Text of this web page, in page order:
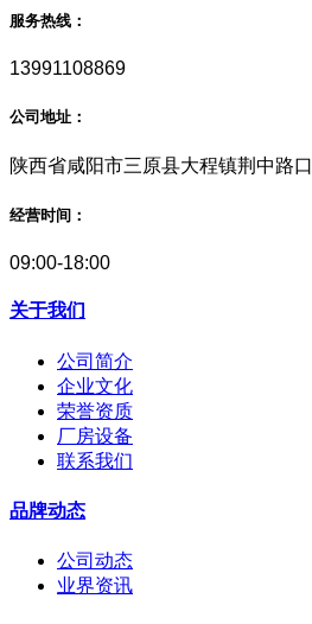
服务热线：
13991108869
公司地址：
陕西省咸阳市三原县大程镇荆中路口
经营时间：
09:00-18:00
关于我们
公司简介
企业文化
荣誉资质
厂房设备
联系我们
品牌动态
公司动态
业界资讯